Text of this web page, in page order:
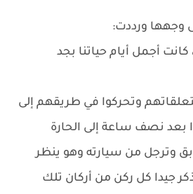
وجهها ورددت:
أجمل أيام حياتنا بجد
وتحركوا في طريقهم إلى
بعد نصف ساعة إلى الحارة
وترجل من سيارته وهو ينظر
جيدا كل ركن من أركان تلك